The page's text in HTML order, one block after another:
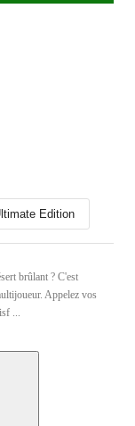
Edition
brûlant ? C'est
Appelez vos
...